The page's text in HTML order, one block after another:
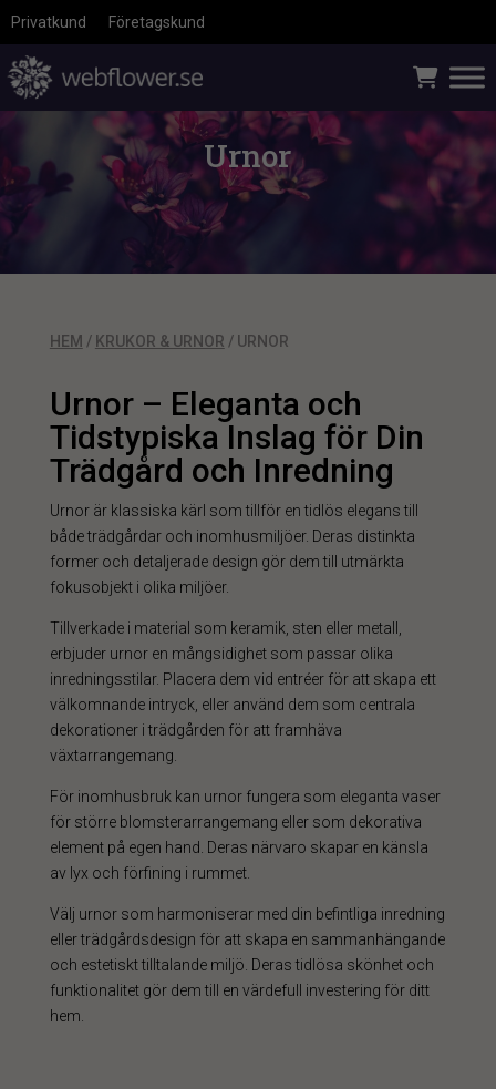
Privatkund Företagskund
Urnor
HEM / KRUKOR & URNOR / URNOR
Urnor – Eleganta och
Tidstypiska Inslag för Din
Trädgård och Inredning
Urnor är klassiska kärl som tillför en tidlös elegans till
både trädgårdar och inomhusmiljöer. Deras distinkta
former och detaljerade design gör dem till utmärkta
fokusobjekt i olika miljöer.
Tillverkade i material som keramik, sten eller metall,
erbjuder urnor en mångsidighet som passar olika
inredningsstilar. Placera dem vid entréer för att skapa ett
välkomnande intryck, eller använd dem som centrala
dekorationer i trädgården för att framhäva
växtarrangemang.
För inomhusbruk kan urnor fungera som eleganta vaser
för större blomsterarrangemang eller som dekorativa
element på egen hand. Deras närvaro skapar en känsla
av lyx och förfining i rummet.
Välj urnor som harmoniserar med din befintliga inredning
eller trädgårdsdesign för att skapa en sammanhängande
och estetiskt tilltalande miljö. Deras tidlösa skönhet och
funktionalitet gör dem till en värdefull investering för ditt
hem.